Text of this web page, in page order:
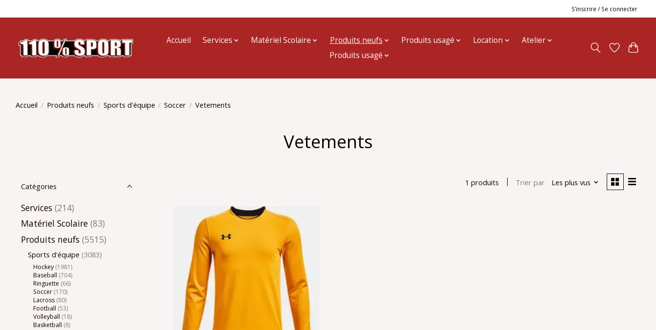
S’inscrire / Se connecter
Accueil Services Matériel Scolaire Produits neufs Produits usagé Location
Atelier
Produits usagé
Accueil / Produits neufs / Sports d'équipe / Soccer / Vetements
Vetements
Catégories
Services (214)
Matériel Scolaire (83)
Produits neufs (5515)
Sports d'équipe (3083)
Hockey (1981)
Baseball (704)
Ringuette (66)
Soccer (170)
Lacross (80)
Football (53)
Volleyball (18)
Basketball (8)
1 produits Trier par Les plus vus